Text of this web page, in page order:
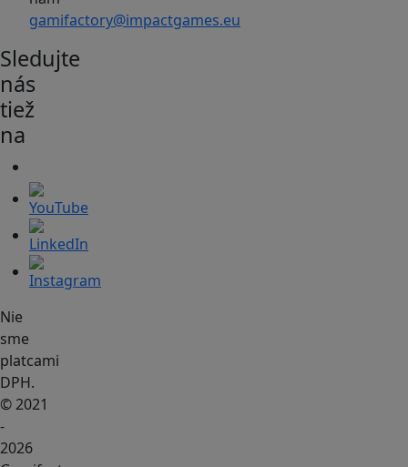
gamifactory@impactgames.eu
Sledujte
nás
tiež
na
Nie
sme
platcami
DPH.
© 2021
-
2026